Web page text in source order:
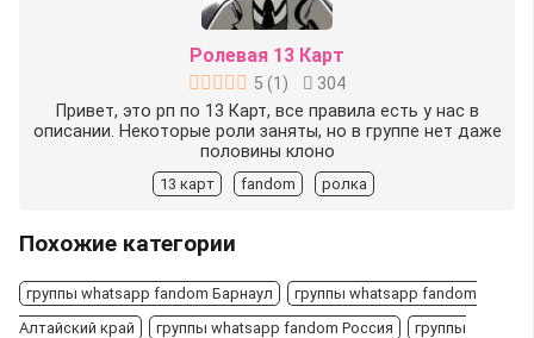
Ролевая 13 Карт
5 (1 )
304
Привет, это рп по 13 Карт, все правила есть у нас в
описании. Некоторые роли заняты, но в группе нет даже
половины клоно
13 карт fandom ролка
Похожие категории
группы whatsapp fandom Барнаул
группы whatsapp fandom
Алтайский край
группы whatsapp fandom Россия
группы